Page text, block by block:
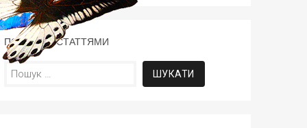
ПОШУК ЗА СТАТТЯМИ
Пошук: